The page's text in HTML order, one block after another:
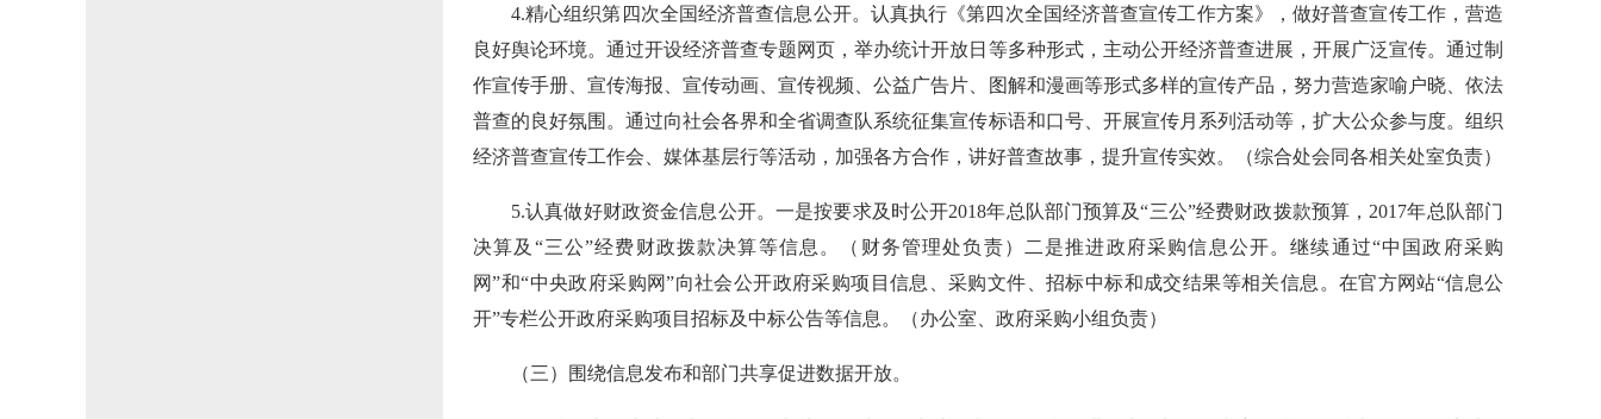
4.精心组织第四次全国经济普查信息公开。认真执行《第四次全国经济普查宣传工作方案》，做好普查宣传工作，营造
良好舆论环境。通过开设经济普查专题网页，举办统计开放日等多种形式，主动公开经济普查进展，开展广泛宣传。通过制
作宣传手册、宣传海报、宣传动画、宣传视频、公益广告片、图解和漫画等形式多样的宣传产品，努力营造家喻户晓、依法
普查的良好氛围。通过向社会各界和全省调查队系统征集宣传标语和口号、开展宣传月系列活动等，扩大公众参与度。组织
经济普查宣传工作会、媒体基层行等活动，加强各方合作，讲好普查故事，提升宣传实效。（综合处会同各相关处室负责）
5.认真做好财政资金信息公开。一是按要求及时公开2018年总队部门预算及“三公”经费财政拨款预算，2017年总队部门
决算及“三公”经费财政拨款决算等信息。（财务管理处负责）二是推进政府采购信息公开。继续通过“中国政府采购
网”和“中央政府采购网”向社会公开政府采购项目信息、采购文件、招标中标和成交结果等相关信息。在官方网站“信息公
开”专栏公开政府采购项目招标及中标公告等信息。（办公室、政府采购小组负责）
（三）围绕信息发布和部门共享促进数据开放。